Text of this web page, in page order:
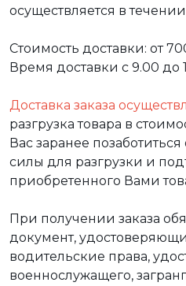
осуществляется в
Стоимость доставки: от
Время доставки с 9.00 до
Доставка заказа
разгрузка товара в
Вас заранее
силы для разгрузки и
приобретенного Вами
При получении заказа
документ,
водительские права,
военнослужащего,